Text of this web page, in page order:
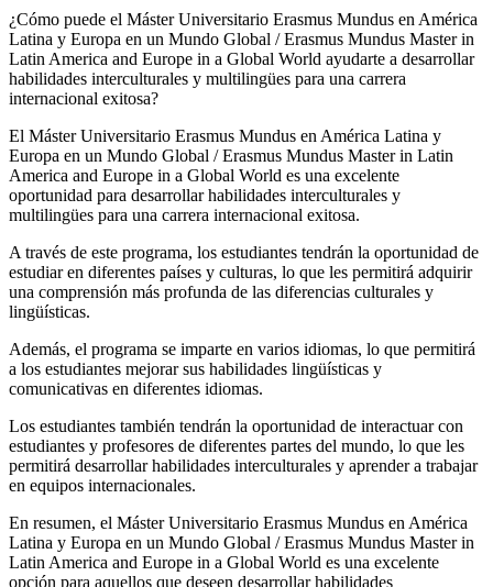
¿Cómo puede el Máster Universitario Erasmus Mundus en América
Latina y Europa en un Mundo Global / Erasmus Mundus Master in
Latin America and Europe in a Global World ayudarte a desarrollar
habilidades interculturales y multilingües para una carrera
internacional exitosa?
El Máster Universitario Erasmus Mundus en América Latina y
Europa en un Mundo Global / Erasmus Mundus Master in Latin
America and Europe in a Global World es una excelente
oportunidad para desarrollar habilidades interculturales y
multilingües para una carrera internacional exitosa.
A través de este programa, los estudiantes tendrán la oportunidad de
estudiar en diferentes países y culturas, lo que les permitirá adquirir
una comprensión más profunda de las diferencias culturales y
lingüísticas.
Además, el programa se imparte en varios idiomas, lo que permitirá
a los estudiantes mejorar sus habilidades lingüísticas y
comunicativas en diferentes idiomas.
Los estudiantes también tendrán la oportunidad de interactuar con
estudiantes y profesores de diferentes partes del mundo, lo que les
permitirá desarrollar habilidades interculturales y aprender a trabajar
en equipos internacionales.
En resumen, el Máster Universitario Erasmus Mundus en América
Latina y Europa en un Mundo Global / Erasmus Mundus Master in
Latin America and Europe in a Global World es una excelente
opción para aquellos que deseen desarrollar habilidades